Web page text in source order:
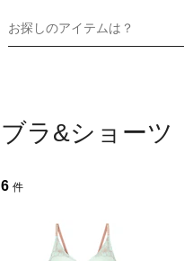
お探しのアイテムは？
ブラ&ショーツ
6 件